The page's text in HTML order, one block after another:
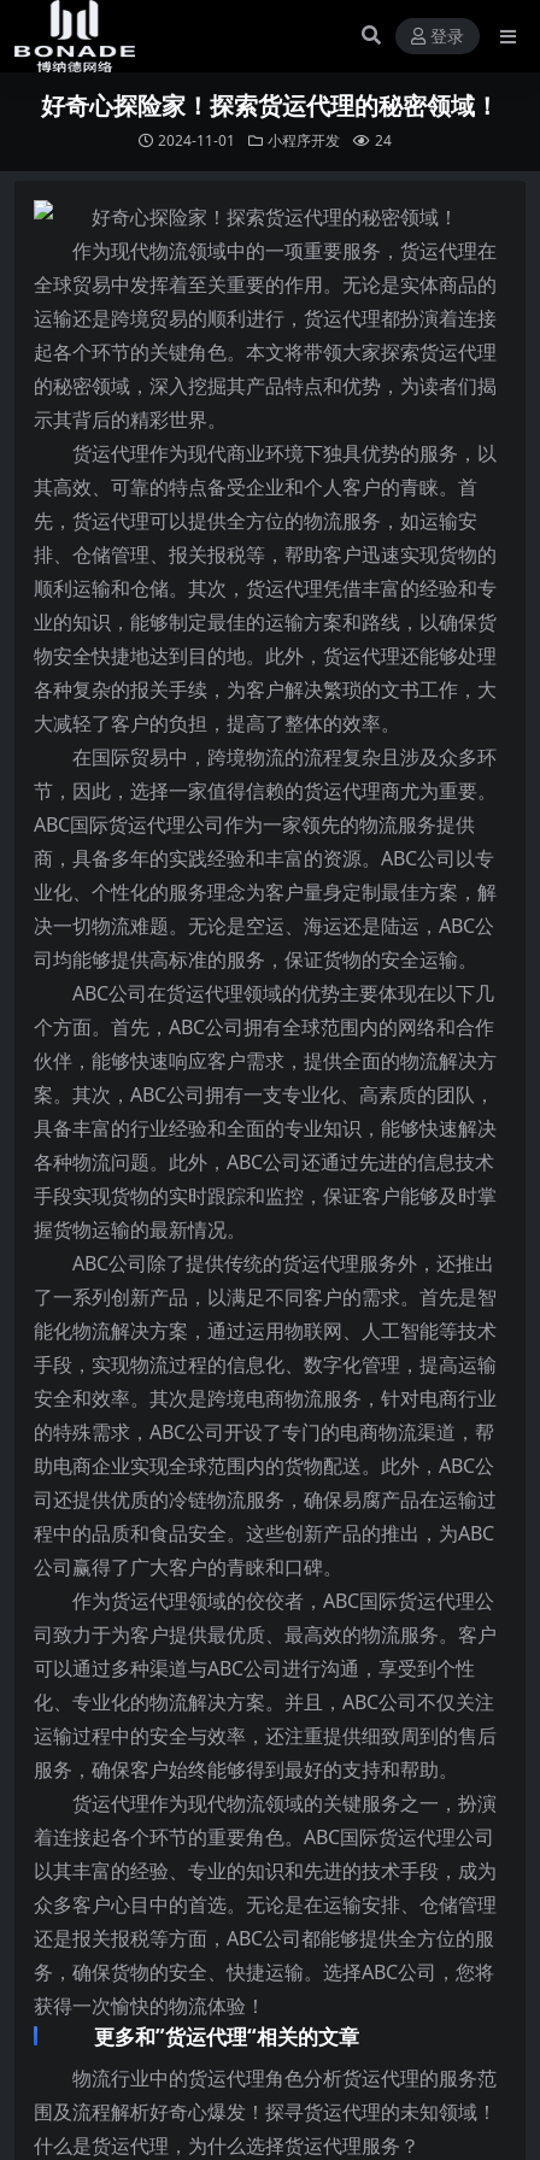
登录
好奇心探险家！探索货运代理的秘密领域！
2024-11-01 小程序开发 24
作为现代物流领域中的一项重要服务，货运代理在
全球贸易中发挥着至关重要的作用。无论是实体商品的
运输还是跨境贸易的顺利进行，货运代理都扮演着连接
起各个环节的关键角色。本文将带领大家探索货运代理
的秘密领域，深入挖掘其产品特点和优势，为读者们揭
示其背后的精彩世界。
货运代理作为现代商业环境下独具优势的服务，以
其高效、可靠的特点备受企业和个人客户的青睐。首
先，货运代理可以提供全方位的物流服务，如运输安
排、仓储管理、报关报税等，帮助客户迅速实现货物的
顺利运输和仓储。其次，货运代理凭借丰富的经验和专
业的知识，能够制定最佳的运输方案和路线，以确保货
物安全快捷地达到目的地。此外，货运代理还能够处理
各种复杂的报关手续，为客户解决繁琐的文书工作，大
大减轻了客户的负担，提高了整体的效率。
在国际贸易中，跨境物流的流程复杂且涉及众多环
节，因此，选择一家值得信赖的货运代理商尤为重要。
ABC国际货运代理公司作为一家领先的物流服务提供
商，具备多年的实践经验和丰富的资源。ABC公司以专
业化、个性化的服务理念为客户量身定制最佳方案，解
决一切物流难题。无论是空运、海运还是陆运，ABC公
司均能够提供高标准的服务，保证货物的安全运输。
ABC公司在货运代理领域的优势主要体现在以下几
个方面。首先，ABC公司拥有全球范围内的网络和合作
伙伴，能够快速响应客户需求，提供全面的物流解决方
案。其次，ABC公司拥有一支专业化、高素质的团队，
具备丰富的行业经验和全面的专业知识，能够快速解决
各种物流问题。此外，ABC公司还通过先进的信息技术
手段实现货物的实时跟踪和监控，保证客户能够及时掌
握货物运输的最新情况。
ABC公司除了提供传统的货运代理服务外，还推出
了一系列创新产品，以满足不同客户的需求。首先是智
能化物流解决方案，通过运用物联网、人工智能等技术
手段，实现物流过程的信息化、数字化管理，提高运输
安全和效率。其次是跨境电商物流服务，针对电商行业
的特殊需求，ABC公司开设了专门的电商物流渠道，帮
助电商企业实现全球范围内的货物配送。此外，ABC公
司还提供优质的冷链物流服务，确保易腐产品在运输过
程中的品质和食品安全。这些创新产品的推出，为ABC
公司赢得了广大客户的青睐和口碑。
作为货运代理领域的佼佼者，ABC国际货运代理公
司致力于为客户提供最优质、最高效的物流服务。客户
可以通过多种渠道与ABC公司进行沟通，享受到个性
化、专业化的物流解决方案。并且，ABC公司不仅关注
运输过程中的安全与效率，还注重提供细致周到的售后
服务，确保客户始终能够得到最好的支持和帮助。
货运代理作为现代物流领域的关键服务之一，扮演
着连接起各个环节的重要角色。ABC国际货运代理公司
以其丰富的经验、专业的知识和先进的技术手段，成为
众多客户心目中的首选。无论是在运输安排、仓储管理
还是报关报税等方面，ABC公司都能够提供全方位的服
务，确保货物的安全、快捷运输。选择ABC公司，您将
获得一次愉快的物流体验！
更多和”货运代理“相关的文章
物流行业中的货运代理角色分析货运代理的服务范
围及流程解析好奇心爆发！探寻货运代理的未知领域！
什么是货运代理，为什么选择货运代理服务？